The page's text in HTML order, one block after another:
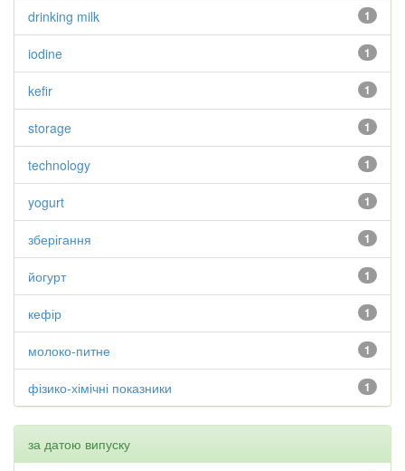
1
drinking milk
1
iodine
1
kefir
1
storage
1
technology
1
yogurt
1
зберігання
1
йогурт
1
кефір
1
молоко-питне
1
фізико-хімічні показники
за датою випуску